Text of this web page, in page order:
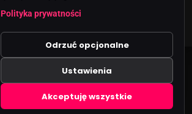
Polityka prywatności
Odrzuć opcjonalne
Ustawienia
Akceptuję wszystkie
Zgody cookies